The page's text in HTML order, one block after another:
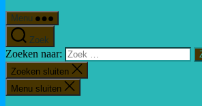
Menu
Zoek
Zoeken naar:
Zoeken sluiten
Menu sluiten